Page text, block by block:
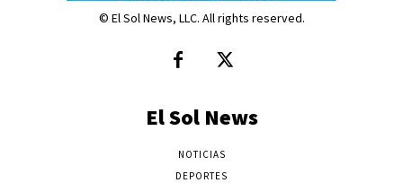
© El Sol News, LLC. All rights reserved.
El Sol News
NOTICIAS
DEPORTES